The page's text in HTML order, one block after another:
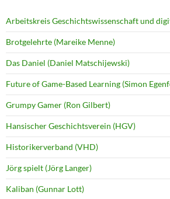
Arbeitskreis Geschichtswissenschaft und
Brotgelehrte (Mareike Menne)
Das Daniel (Daniel Matschijewski)
Future of Game-Based Learning (Simon
Grumpy Gamer (Ron Gilbert)
Hansischer Geschichtsverein (HGV)
Historikerverband (VHD)
Jörg spielt (Jörg Langer)
Kaliban (Gunnar Lott)